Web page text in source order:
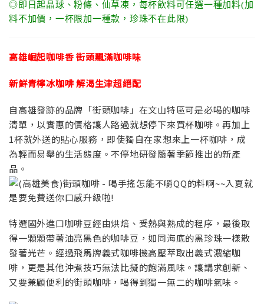
◎即日起晶球、粉條、仙草凍，每杯飲料可任選一種加料(加
料不加價，一杯限加一種款，珍珠不在此限)
高雄崛起咖啡香 街頭飄滿咖啡味
新鮮青檸冰咖啡 解渴生津超絕配
自高雄發跡的品牌「街頭咖啡」在文山特區可是必喝的咖啡
清單，以實惠的價格讓人路過就想停下來買杯咖啡。再加上
1杯就外送的貼心服務，即使獨自在家想來上一杯咖啡，成
為輕而易舉的生活態度。不停地研發隨著季節推出的新產
品。
特選國外進口咖啡豆經由烘焙、受熱與熟成的程序，最後取
得一顆顆帶著油亮黑色的咖啡豆，如同海底的黑珍珠一樣散
發著光芒。經過飛馬牌義式咖啡機高壓萃取出義式濃縮咖
啡，更是其他沖煮技巧無法比擬的飽滿風味。讓講求創新、
又要兼顧便利的街頭咖啡，喝得到獨一無二的咖啡氣味。